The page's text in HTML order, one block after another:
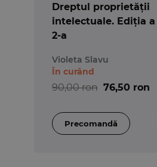
Dreptul proprietății
intelectuale. Ediția a
2-a
Violeta Slavu
90,00 ron 76,50 ron
În curând